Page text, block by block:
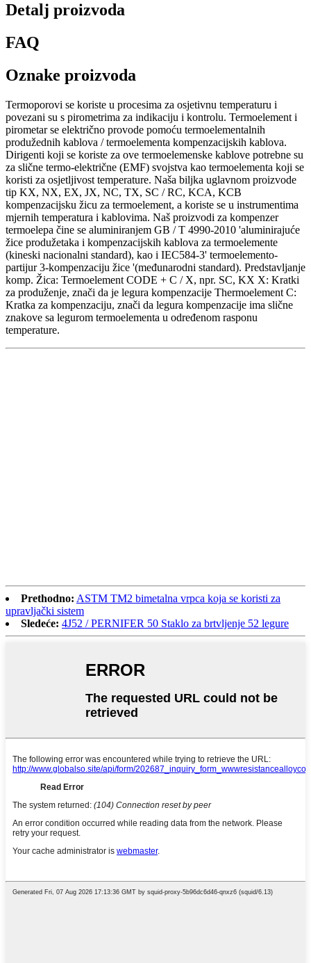
Detalj proizvoda
FAQ
Oznake proizvoda
Termoporovi se koriste u procesima za osjetivnu temperaturu i
povezani su s pirometrima za indikaciju i kontrolu. Termoelement i
pirometar se električno provode pomoću termoelementalnih
produžednih kablova / termoelementa kompenzacijskih kablova.
Dirigenti koji se koriste za ove termoelemenske kablove potrebne su
za slične termo-električne (EMF) svojstva kao termoelementa koji se
koristi za osjetljivost temperature. Naša biljka uglavnom proizvode
tip KX, NX, EX, JX, NC, TX, SC / RC, KCA, KCB
kompenzacijsku žicu za termoelement, a koriste se u instrumentima
mjernih temperatura i kablovima. Naš proizvodi za kompenzer
termoelepa čine se aluminiranjem GB / T 4990-2010 'aluminirajuće
žice produžetaka i kompenzacijskih kablova za termoelemente
(kineski nacionalni standard), kao i IEC584-3' termoelemento-
partijur 3-kompenzaciju žice '(međunarodni standard). Predstavljanje
komp. Žica: Termoelement CODE + C / X, npr. SC, KX X: Kratki
za produženje, znači da je legura kompenzacije Thermoelement C:
Kratka za kompenzaciju, znači da legura kompenzacije ima slične
znakove sa legurom termoelementa u određenom rasponu
temperature.
Prethodno: ASTM TM2 bimetalna vrpca koja se koristi za
upravljački sistem
Sledeće: 4J52 / PERNIFER 50 Staklo za brtvljenje 52 legure